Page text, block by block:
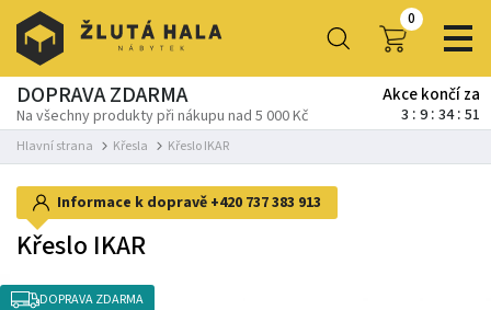
0
DOPRAVA ZDARMA
Na všechny produkty při nákupu nad 5 000 Kč
Akce končí za
3 9 34 49
Hlavní strana Křesla Křeslo IKAR
Informace k dopravě +420 737 383 913
Křeslo IKAR
DOPRAVA ZDARMA